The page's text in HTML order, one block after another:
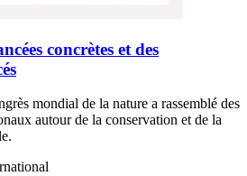
concrètes et des
mondial de la nature a rassemblé des
autour de la conservation et de la